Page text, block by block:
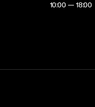
10:00 — 18:00